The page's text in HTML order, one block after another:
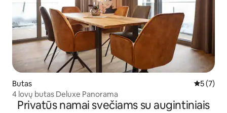
Butas Vidutinis
5 (7)
4 lovų butas Deluxe Panorama
Privatūs namai svečiams su augintiniais